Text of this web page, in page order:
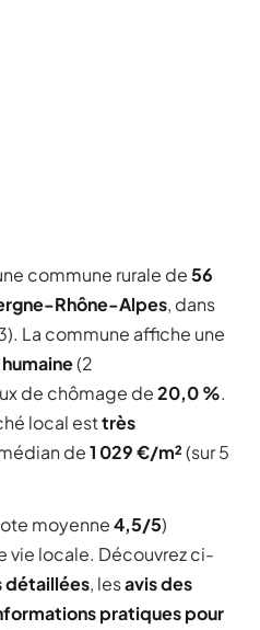
commune rurale de56
Rhône-Alpes, dans
La commune affiche une
(2
de chômage de20,0 %.
local esttrès
de1 029 €/m²(sur 5
moyenne4,5/5)
vie locale. Découvrez ci-
détaillées, lesavis des
pratiques pour